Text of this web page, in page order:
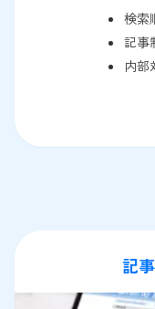
検索
記事
内部
記